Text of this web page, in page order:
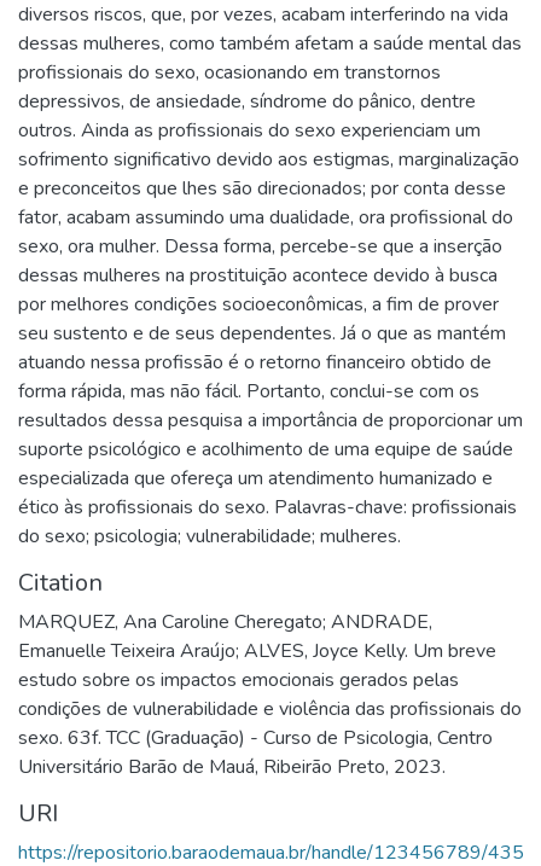
diversos riscos, que, por vezes, acabam interferindo na vida
dessas mulheres, como também afetam a saúde mental das
profissionais do sexo, ocasionando em transtornos
depressivos, de ansiedade, síndrome do pânico, dentre
outros. Ainda as profissionais do sexo experienciam um
sofrimento significativo devido aos estigmas, marginalização
e preconceitos que lhes são direcionados; por conta desse
fator, acabam assumindo uma dualidade, ora profissional do
sexo, ora mulher. Dessa forma, percebe-se que a inserção
dessas mulheres na prostituição acontece devido à busca
por melhores condições socioeconômicas, a fim de prover
seu sustento e de seus dependentes. Já o que as mantém
atuando nessa profissão é o retorno financeiro obtido de
forma rápida, mas não fácil. Portanto, conclui-se com os
resultados dessa pesquisa a importância de proporcionar um
suporte psicológico e acolhimento de uma equipe de saúde
especializada que ofereça um atendimento humanizado e
ético às profissionais do sexo. Palavras-chave: profissionais
do sexo; psicologia; vulnerabilidade; mulheres.
Citation
MARQUEZ, Ana Caroline Cheregato; ANDRADE,
Emanuelle Teixeira Araújo; ALVES, Joyce Kelly. Um breve
estudo sobre os impactos emocionais gerados pelas
condições de vulnerabilidade e violência das profissionais do
sexo. 63f. TCC (Graduação) - Curso de Psicologia, Centro
Universitário Barão de Mauá, Ribeirão Preto, 2023.
URI
https://repositorio.baraodemaua.br/handle/123456789/435